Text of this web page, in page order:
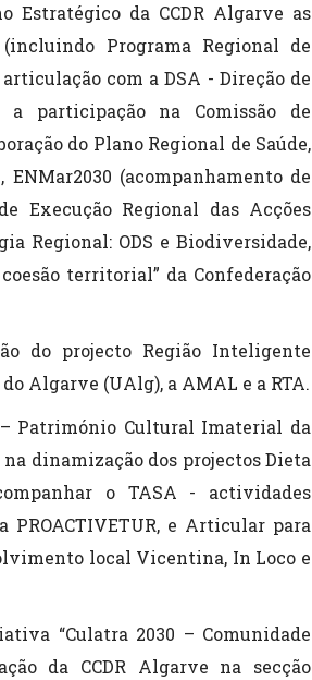
Estratégico da CCDR Algarve as
Programa Regional de
com a DSA - Direção de
a participação na Comissão de
do Plano Regional de Saúde,
ENMar2030 (acompanhamento de
Execução Regional das Acções
Regional: ODS e Biodiversidade,
territorial” da Confederação
do projecto Região Inteligente
Algarve (UAlg), a AMAL e a RTA.
Património Cultural Imaterial da
na dinamização dos projectos Dieta
o TASA - actividades
e Articular para
local Vicentina, In Loco e
“Culatra 2030 – Comunidade
da CCDR Algarve na secção